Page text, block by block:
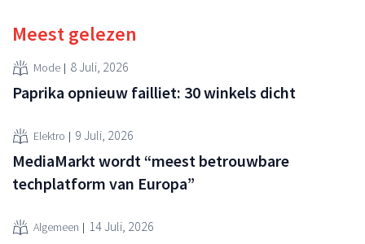
Meest gelezen
Mode 8 Juli, 2026
Paprika opnieuw failliet: 30 winkels dicht
Elektro 9 Juli, 2026
MediaMarkt wordt “meest betrouwbare
techplatform van Europa”
Algemeen 14 Juli, 2026